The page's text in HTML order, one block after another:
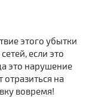
этого убытки
если это
это нарушение
на
вовремя!